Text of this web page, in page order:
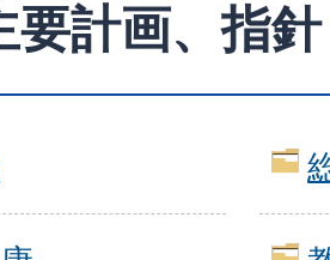
要計画、指